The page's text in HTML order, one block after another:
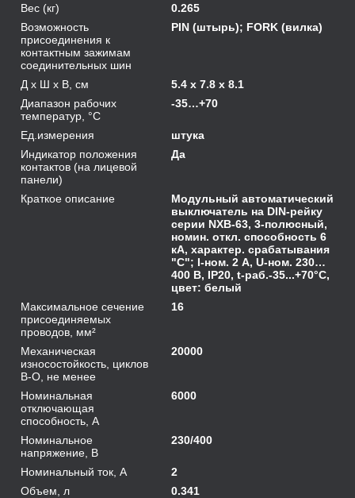
Вес (кг)
0.265
Возможность
присоединения к
контактным зажимам
соединительных шин
PIN (штырь); FORK (вилка)
Д х Ш х В, см
5.4 x 7.8 x 8.1
Диапазон рабочих
температур, °С
-35…+70
Ед.измерения
штука
Индикатор положения
контактов (на лицевой
панели)
Да
Краткое описание
Модульный автоматический
выключатель на DIN-рейку
серии NXB-63, 3-полюсный,
номин. откл. способность 6
кА, характер. срабатывания
"C"; I-ном. 2 А, U-ном. 230…
400 В, IP20, t-раб.-35...+70°C,
цвет: белый
Максимальное сечение
присоединяемых
проводов, мм²
16
Механическая
износостойкость, циклов
В-О, не менее
20000
Номинальная
отключающая
способность, А
6000
Номинальное
напряжение, В
230/400
Номинальный ток, А
2
Объем, л
0.341